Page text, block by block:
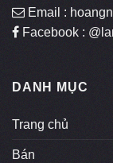
Email :
Facebook :
DANH MỤC
Trang chủ
Bán